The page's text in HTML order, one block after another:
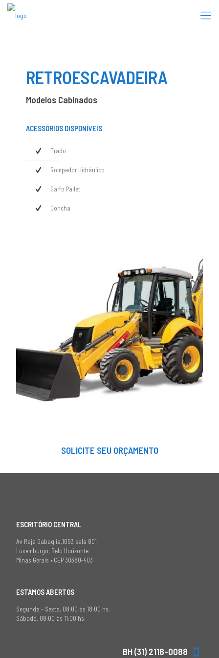
RETROESCAVADEIRA
Modelos Cabinados
ACESSÓRIOS DISPONÍVEIS
Trado
Rompedor Hidráulico
Garfo Pallet
Concha
SOLICITE SEU ORÇAMENTO
ESCRITÓRIO CENTRAL
Av Raja Gabaglia,1093 sala 801
Luxemburgo, Belo Horizonte
Minas Gerais • CEP 30380-403
ESTAMOS ABERTOS
Segunda - Sexta, 08:00 às 18:00 hs.
Sábado, 08:00 às 11:00 hs.
BH (31) 2118-0088